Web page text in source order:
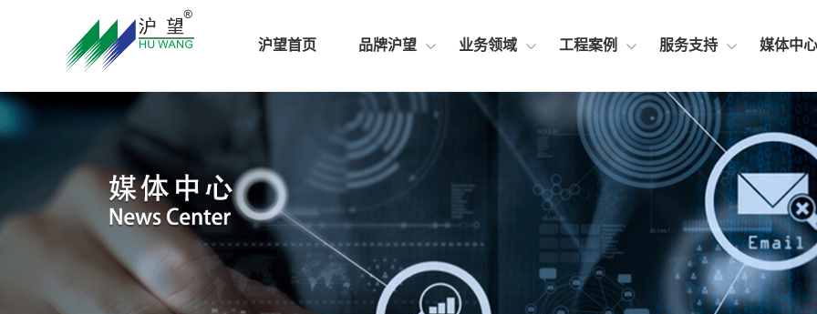
沪望首页 品牌沪望 业务领域 工程案例 服务支持 媒体中心